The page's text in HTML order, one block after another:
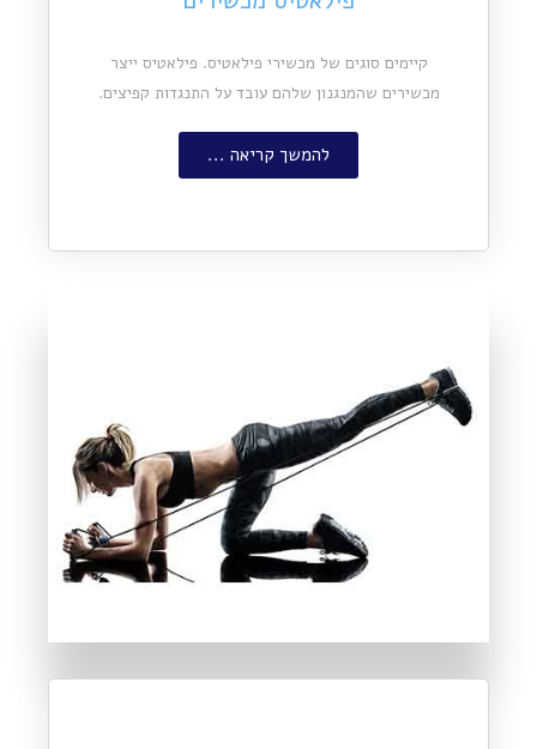
קיימים סוגים של מכשירי פילאטיס. פילאטיס ייצר
מכשירים שהמנגנון שלהם עובד על התנגדות קפיצים.
להמשך קריאה ...